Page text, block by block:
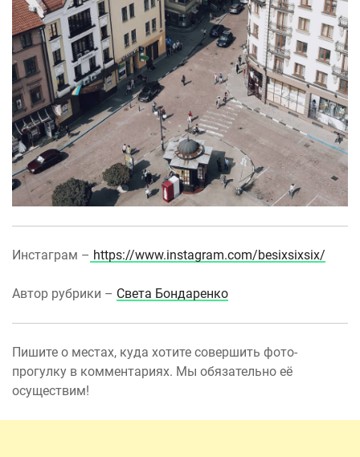
Инстаграм – https://www.instagram.com/besixsixsix/
Автор рубрики – Света Бондаренко
Пишите о местах, куда хотите совершить фото-
прогулку в комментариях. Мы обязательно её
осуществим!